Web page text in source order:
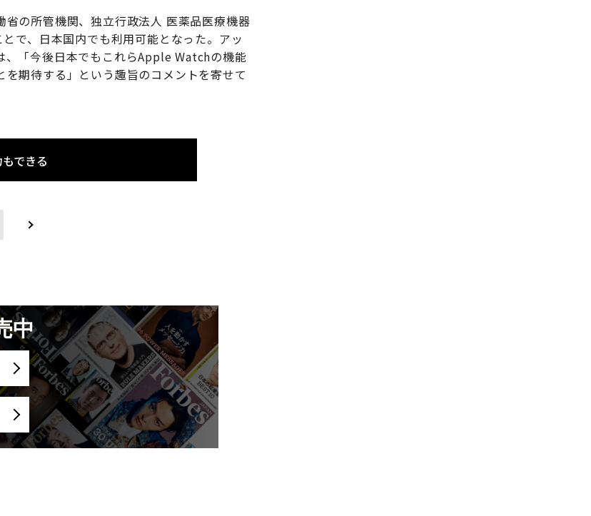
の所管機関、独立行政法人 医薬品医療機器
で、日本国内でも利用可能となった。アッ
、「今後日本でもこれらApple Watchの機能
期待する」という趣旨のコメントを寄せて
できる
中